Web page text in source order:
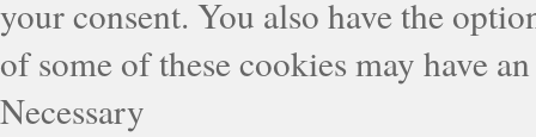
your consent. You also have the
of some of these cookies may have
Necessary